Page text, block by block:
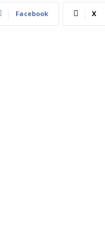
Facebook X